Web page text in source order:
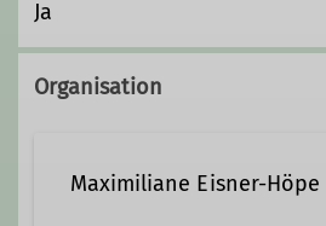
Ja
Organisation
Maximiliane Eisner-Höpe